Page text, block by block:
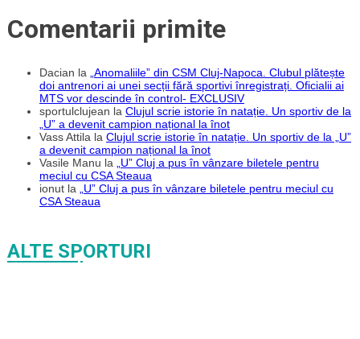
Comentarii primite
Dacian la
„Anomaliile” din CSM Cluj-Napoca. Clubul plătește
doi antrenori ai unei secții fără sportivi înregistrați. Oficialii ai
MTS vor descinde în control- EXCLUSIV
sportulclujean la Clujul scrie istorie în natație. Un sportiv de la
„U” a devenit campion național la înot
Vass Attila la Clujul scrie istorie în natație. Un sportiv de la „U”
a devenit campion național la înot
Vasile Manu la
„U” Cluj a pus în vânzare biletele pentru
meciul cu CSA Steaua
ionut la
„U” Cluj a pus în vânzare biletele pentru meciul cu
CSA Steaua
ALTE SPORTURI